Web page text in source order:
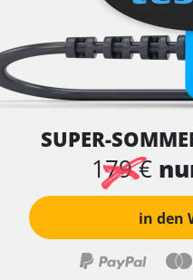
SUPER-
179 €
in den